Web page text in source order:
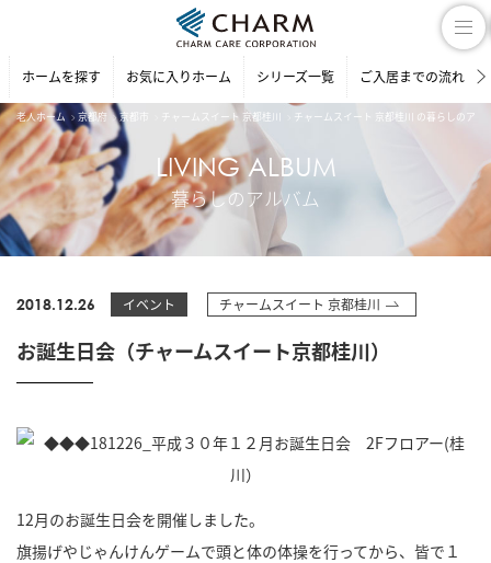
ホームを探す お気に入りホーム シリーズ一覧 ご入居までの流れ
老人ホーム 京都府 京都市 チャームスイート 京都桂川 チャームスイート 京都桂川 の暮らしのアル
LIVING ALBUM
暮らしのアルバム
2018.12.26 イベント チャームスイート 京都桂川
お誕生日会（チャームスイート京都桂川）
12月のお誕生日会を開催しました。
旗揚げやじゃんけんゲームで頭と体の体操を行ってから、皆で１